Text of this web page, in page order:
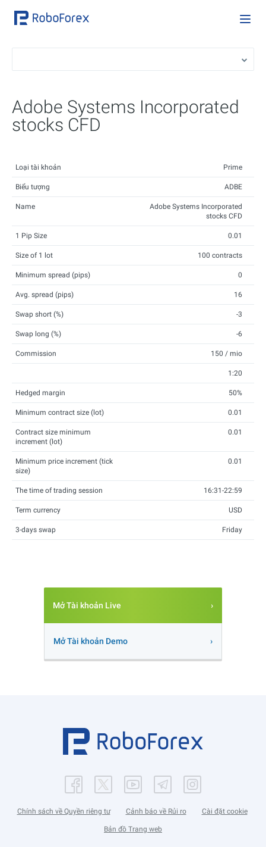
Adobe Systems Incorporated
stocks CFD
Loại tài khoản Prime
Biểu tượng ADBE
Name
Adobe Systems Incorporated
stocks CFD
1 Pip Size 0.01
Size of 1 lot 100 contracts
Minimum spread (pips) 0
Avg. spread (pips) 16
Swap short (%) -3
Swap long (%) -6
Commission 150 / mio
1:20
Hedged margin 50%
Minimum contract size (lot) 0.01
Contract size minimum
increment (lot)
0.01
Minimum price increment (tick
size)
0.01
The time of trading session 16:31-22:59
Term currency USD
3-days swap Friday
Mở Tài khoản Live
Mở Tài khoản Demo
Chính sách về Quyền riêng tư Cảnh báo về Rủi ro Cài đặt cookie
Bản đồ Trang web